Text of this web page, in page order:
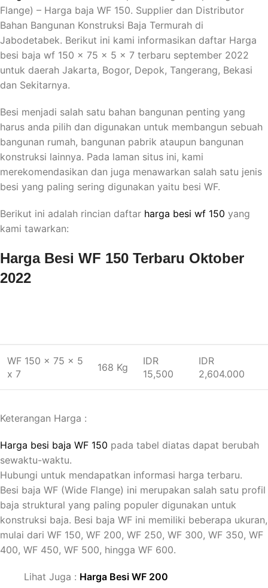
Flange) – Harga baja WF 150. Supplier dan Distributor
Bahan Bangunan Konstruksi Baja Termurah di
Jabodetabek. Berikut ini kami informasikan daftar Harga
besi baja wf 150 x 75 x 5 x 7 terbaru september 2022
untuk daerah Jakarta, Bogor, Depok, Tangerang, Bekasi
dan Sekitarnya.
Besi menjadi salah satu bahan bangunan penting yang
harus anda pilih dan digunakan untuk membangun sebuah
bangunan rumah, bangunan pabrik ataupun bangunan
konstruksi lainnya. Pada laman situs ini, kami
merekomendasikan dan juga menawarkan salah satu jenis
besi yang paling sering digunakan yaitu besi WF.
Berikut ini adalah rincian daftar harga besi wf 150 yang
kami tawarkan:
Harga Besi WF 150 Terbaru Oktober
2022
WF 150 x 75 x 5
x 7
168 Kg
IDR
15,500
IDR
2,604.000
Keterangan Harga :
Harga besi baja WF 150 pada tabel diatas dapat berubah
sewaktu-waktu.
Hubungi untuk mendapatkan informasi harga terbaru.
Besi baja WF (Wide Flange) ini merupakan salah satu profil
baja struktural yang paling populer digunakan untuk
konstruksi baja. Besi baja WF ini memiliki beberapa ukuran,
mulai dari WF 150, WF 200, WF 250, WF 300, WF 350, WF
400, WF 450, WF 500, hingga WF 600.
Lihat Juga : Harga Besi WF 200